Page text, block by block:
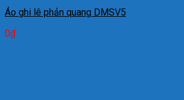
Áo ghi lê phản quang DMSV5
0₫